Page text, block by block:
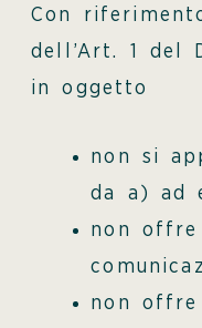
Con
dell’Art. 1 del
in oggetto
non si
da a) ad
non
non